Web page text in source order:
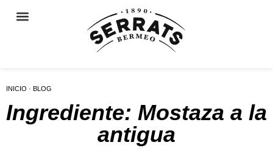
INICIO · BLOG
Ingrediente: Mostaza a la
antigua